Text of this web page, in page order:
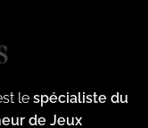
le spécialiste du
de Jeux